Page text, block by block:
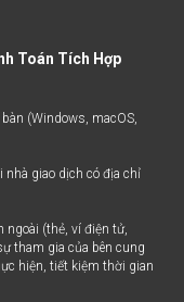
Toán Tích Hợp
(Windows, macOS,
giao dịch có địa chỉ
ngoài (thẻ, ví điện tử,
tham gia của bên cung
hiện, tiết kiệm thời gian